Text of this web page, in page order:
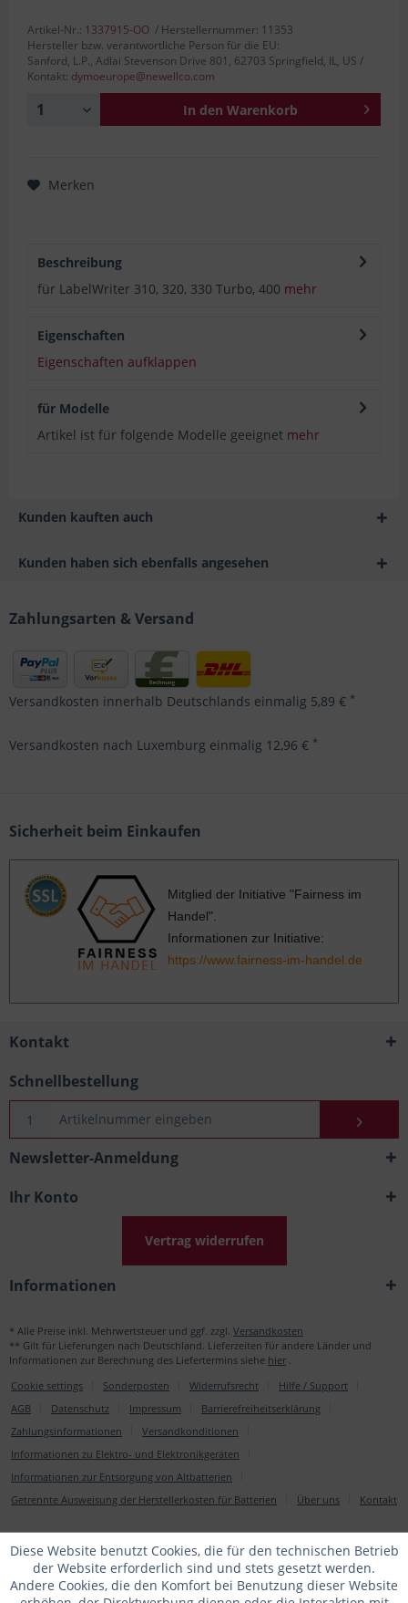
Artikel-Nr.: 1337915-OO / Herstellernummer: 11353
Hersteller bzw. verantwortliche Person für die EU:
Sanford, L.P., Adlai Stevenson Drive 801, 62703 Springfield, IL, US /
Kontakt: dymoeurope@newellco.com
In den Warenkorb
Merken
Beschreibung
für LabelWriter 310, 320, 330 Turbo, 400 mehr
Eigenschaften
Eigenschaften aufklappen
für Modelle
Artikel ist für folgende Modelle geeignet mehr
Kunden kauften auch
Kunden haben sich ebenfalls angesehen
Zahlungsarten & Versand
Versandkosten innerhalb Deutschlands einmalig 5,89 € *
Versandkosten nach Luxemburg einmalig 12,96 € *
Sicherheit beim Einkaufen
Mitglied der Initiative "Fairness im
Handel".
Informationen zur Initiative:
https://www.fairness-im-handel.de
Kontakt
Schnellbestellung
Newsletter-Anmeldung
Ihr Konto
Vertrag widerrufen
Informationen
* Alle Preise inkl. Mehrwertsteuer und ggf. zzgl. Versandkosten
** Gilt für Lieferungen nach Deutschland. Lieferzeiten für andere Länder und
Informationen zur Berechnung des Liefertermins siehe hier
Cookie settings
Sonderposten Widerrufsrecht
Hilfe / Support
AGB
Datenschutz Impressum
Barrierefreiheitserklärung
Zahlungsinformationen
Versandkonditionen
Informationen zu Elektro- und Elektronikgeräten
Informationen zur Entsorgung von Altbatterien
Getrennte Ausweisung der Herstellerkosten für Batterien
Über uns Kontakt
Diese Website benutzt Cookies, die für den technischen Betrieb
der Website erforderlich sind und stets gesetzt werden.
Andere Cookies, die den Komfort bei Benutzung dieser Website